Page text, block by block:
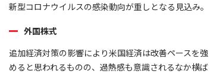
新型コロナウイルスの感染動向が重しとなる見込み。
外国株式
追加経済対策の影響により米国経済は改善ペースを強
めると思われるものの、過熱感も意識されるなか横ば